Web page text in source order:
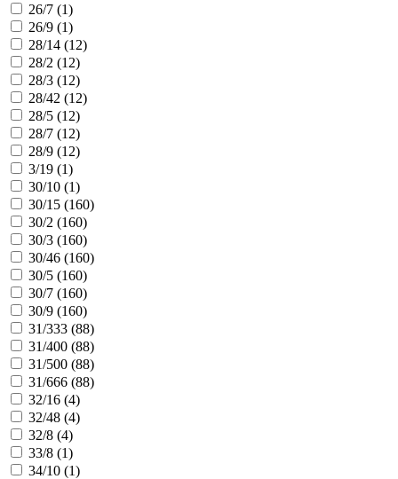
26/7 (1)
26/9 (1)
28/14 (12)
28/2 (12)
28/3 (12)
28/42 (12)
28/5 (12)
28/7 (12)
28/9 (12)
3/19 (1)
30/10 (1)
30/15 (160)
30/2 (160)
30/3 (160)
30/46 (160)
30/5 (160)
30/7 (160)
30/9 (160)
31/333 (88)
31/400 (88)
31/500 (88)
31/666 (88)
32/16 (4)
32/48 (4)
32/8 (4)
33/8 (1)
34/10 (1)